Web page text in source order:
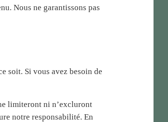
Nous ne garantissons pas
soit. Si vous avez besoin de
limiteront ni n’excluront
notre responsabilité. En